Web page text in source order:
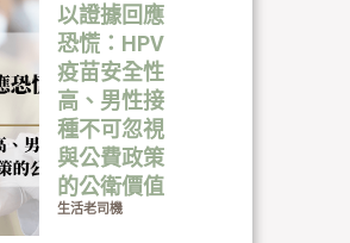
以證據回應
恐慌：HPV
疫苗安全性
高、男性接
種不可忽視
與公費政策
的公衛價值
生活老司機